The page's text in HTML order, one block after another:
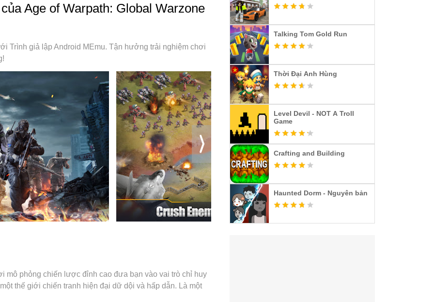
PC. Với sự chuẩn bị về chuyên môn của chúng tôi, hệ
Global Warzone trở thành một trò chơi thực sự trên
sự tiếp thu của chúng tôi, có thể phát 2 hoặc nhiều tài
thứ hoạt động trơn tru nhất có thể. Chúng tôi biết rằng
là mong muốn của mỗi game thủ, vì vậy các bạn chỉ cần
nghiệm đó.
Age of Warpath: Global Warzone
Trình giả lập Android MEmu. Tận hưởng trải nghiệm chơi
mô phỏng chiến lược đỉnh cao đưa bạn vào vai trò chỉ huy
thế giới chiến tranh hiện đại dữ dội và hấp dẫn. Là một
phức tạp của xung đột toàn cầu, đưa ra những quyết
Talking Tom Gold Run
Thời Đại Anh Hùng
Level Devil - NOT A Troll
Game
Crafting and Building
Haunted Dorm - Nguyên bản